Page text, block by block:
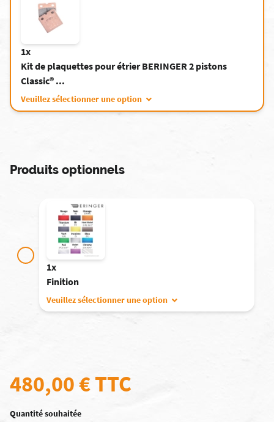
1x
Kit de plaquettes pour étrier BERINGER 2 pistons
Classic® ...
Veuillez sélectionner une option
Produits optionnels
1x
Finition
Veuillez sélectionner une option
480,00 €TTC
Quantité souhaitée